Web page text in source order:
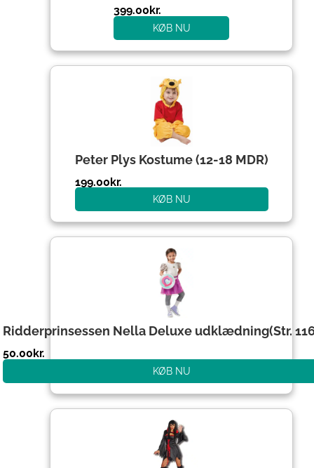
399.00kr.
KØB NU
Peter Plys Kostume (12-18 MDR)
199.00kr.
KØB NU
Ridderprinsessen Nella Deluxe udklædning(Str.
50.00kr.
KØB NU